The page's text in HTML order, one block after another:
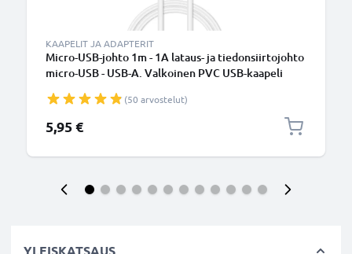
KAAPELIT JA ADAPTERIT
Micro-USB-johto 1m - 1A lataus- ja tiedonsiirtojohto
micro-USB - USB-A. Valkoinen PVC USB-kaapeli
(50 arvostelut)
5,95 €
YLEISKATSAUS